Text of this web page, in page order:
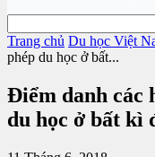
Trang chủ Du học Việt
phép du học ở bất...
Điểm danh các
du học ở bất kì